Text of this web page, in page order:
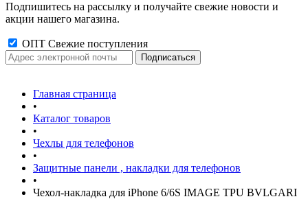
Подпишитесь на рассылку и получайте свежие новости и
акции нашего магазина.
ОПТ Свежие поступления
Главная страница
•
Каталог товаров
•
Чехлы для телефонов
•
Защитные панели , накладки для телефонов
•
Чехол-накладка для iPhone 6/6S IMAGE TPU BVLGARI